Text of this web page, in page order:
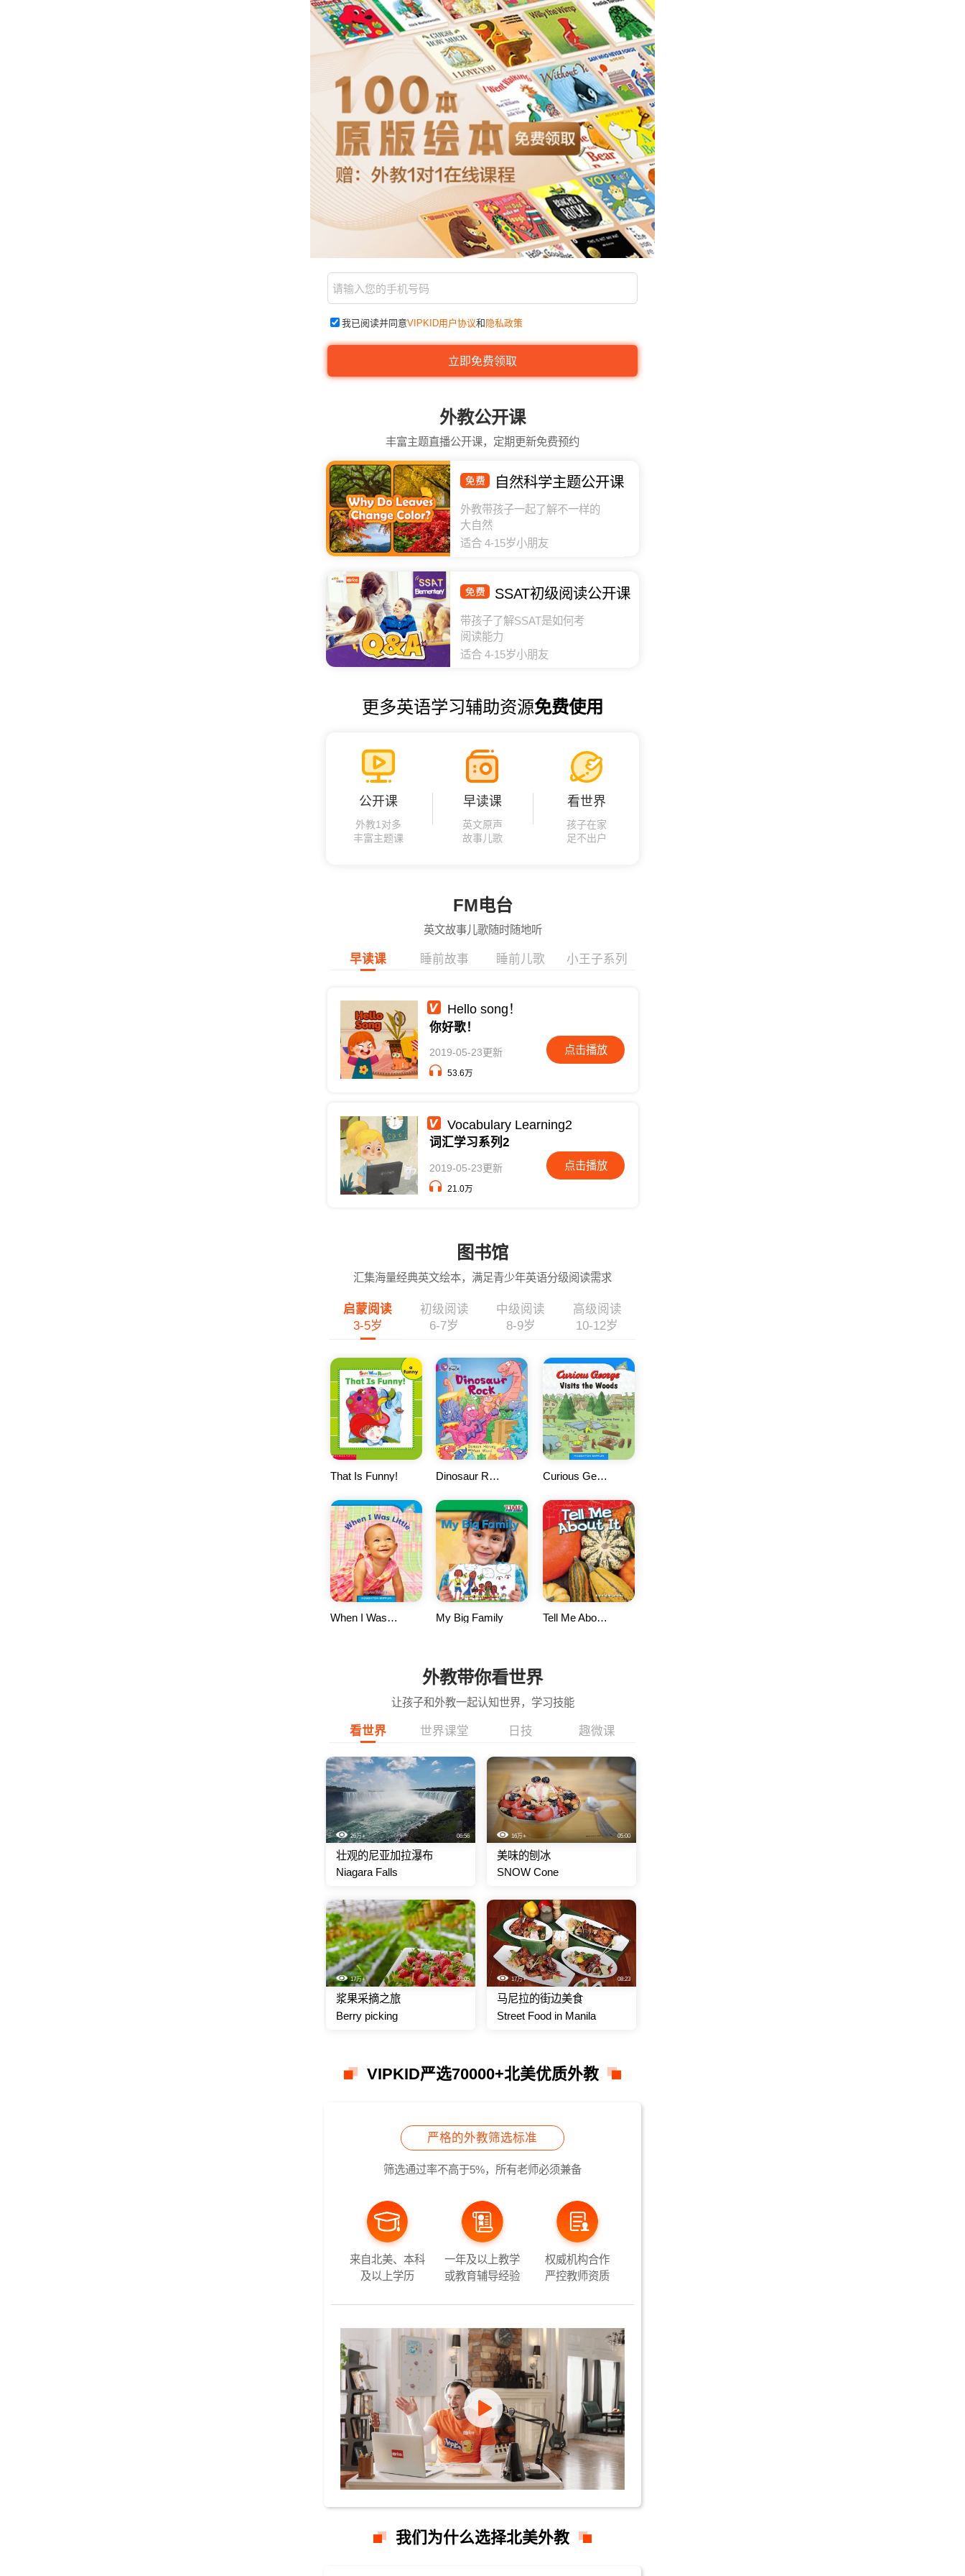
我已阅读并同意VIPKID用户协议和 隐私政策
外教公开课
丰富主题直播公开课，定期更新免费预约
自然科学主题公开课
外教带孩子一起了解不一样的
大自然
适合 4-15岁小朋友
SSAT初级阅读公开课
带孩子了解SSAT是如何考
阅读能力
适合 4-15岁小朋友
更多英语学习辅助资源免费使用
公开课
外教1对多
丰富主题课
早读课
英文原声
故事儿歌
看世界
孩子在家
足不出户
FM电台
英文故事儿歌随时随地听
早读课 睡前故事 睡前儿歌 小王子系列
Hello song！
你好歌！
2019-05-23更新
53.6万
点击播放
Vocabulary Learning2
词汇学习系列2
2019-05-23更新
21.0万
点击播放
图书馆
汇集海量经典英文绘本，满足青少年英语分级阅读需求
启蒙阅读 初级阅读 中级阅读
高级阅读
3-5岁
6-7岁 8-9岁 10-12岁
That Is Funny! Dinosaur Rock Curious George
When I Was Little My Big Family Tell Me About It
外教带你看世界
让孩子和外教一起认知世界，学习技能
看世界 世界课堂 日技 趣微课
26万+ 06:56
壮观的尼亚加拉瀑布
Niagara Falls
16万+ 05:00
美味的刨冰
SNOW Cone
17万+ 09:05
浆果采摘之旅
Berry picking
17万+ 08:23
马尼拉的街边美食
Street Food in Manila
VIPKID严选70000+北美优质外教
严格的外教筛选标准
筛选通过率不高于5%，所有老师必须兼备
来自北美、本科
及以上学历
一年及以上教学
或教育辅导经验
权威机构合作
严控教师资质
我们为什么选择北美外教